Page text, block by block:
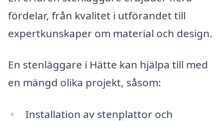
fördelar, från kvalitet i utförandet till
expertkunskaper om material och design.
En stenläggare i Hätte kan hjälpa till med
en mängd olika projekt, såsom:
Installation av stenplattor och